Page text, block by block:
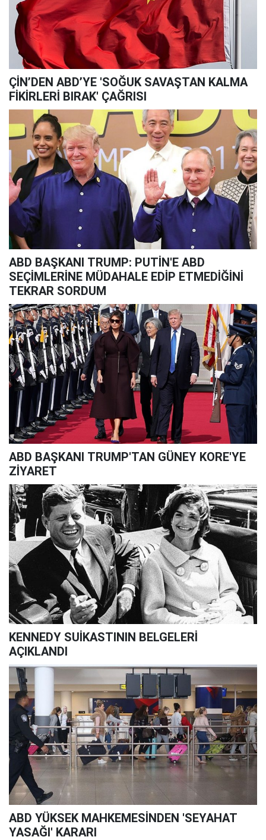
ÇİN’DEN ABD’YE 'SOĞUK SAVAŞTAN KALMA
FİKİRLERİ BIRAK' ÇAĞRISI
ABD BAŞKANI TRUMP: PUTİN'E ABD
SEÇİMLERİNE MÜDAHALE EDİP ETMEDİĞİNİ
TEKRAR SORDUM
ABD BAŞKANI TRUMP'TAN GÜNEY KORE'YE
ZİYARET
KENNEDY SUİKASTININ BELGELERİ
AÇIKLANDI
ABD YÜKSEK MAHKEMESİNDEN 'SEYAHAT
YASAĞI' KARARI